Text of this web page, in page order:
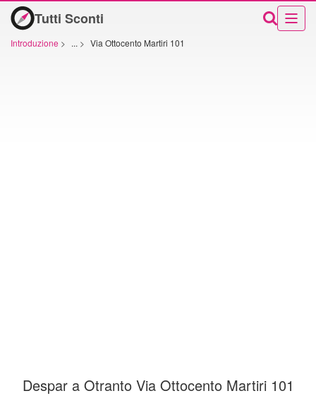
Tutti Sconti
Introduzione > ... > Via Ottocento Martiri 101
Despar a Otranto Via Ottocento Martiri 101